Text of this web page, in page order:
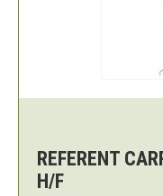
REFERENT
H/F